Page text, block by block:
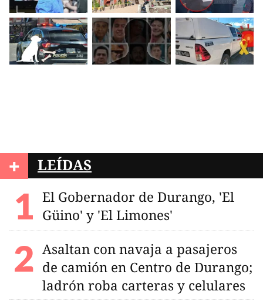
+ LEÍDAS
El Gobernador de Durango, 'El
Güino' y 'El Limones'
Asaltan con navaja a pasajeros
de camión en Centro de Durango;
ladrón roba carteras y celulares